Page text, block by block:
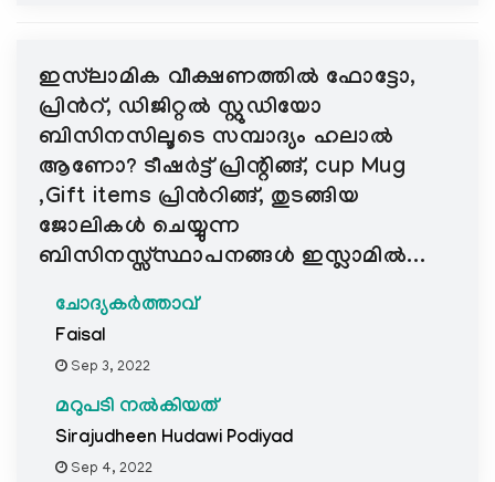
ഇസ്‌ലാമിക വീക്ഷണത്തിൽ ഫോട്ടോ,
പ്രിൻറ്, ഡിജിറ്റൽ സ്റ്റുഡിയോ
ബിസിനസിലൂടെ സമ്പാദ്യം ഹലാൽ
ആണോ? ടീഷർട്ട് പ്രിന്റിങ്ങ്, cup Mug
,Gift items പ്രിൻറിങ്ങ്, തുടങ്ങിയ
ജോലികൾ ചെയ്യുന്ന
ബിസിനസ്സ്സ്ഥാപനങ്ങൾ ഇസ്ലാമിൽ...
ചോദ്യകർത്താവ്
Faisal
Sep 3, 2022
മറുപടി നൽകിയത്
Sirajudheen Hudawi Podiyad
Sep 4, 2022